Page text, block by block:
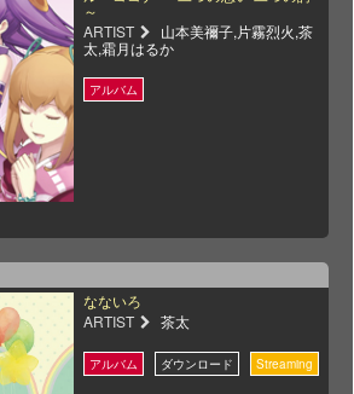
～
ARTIST
山本美禰子,片霧烈火,茶
太,霜月はるか
なないろ
ARTIST
茶太